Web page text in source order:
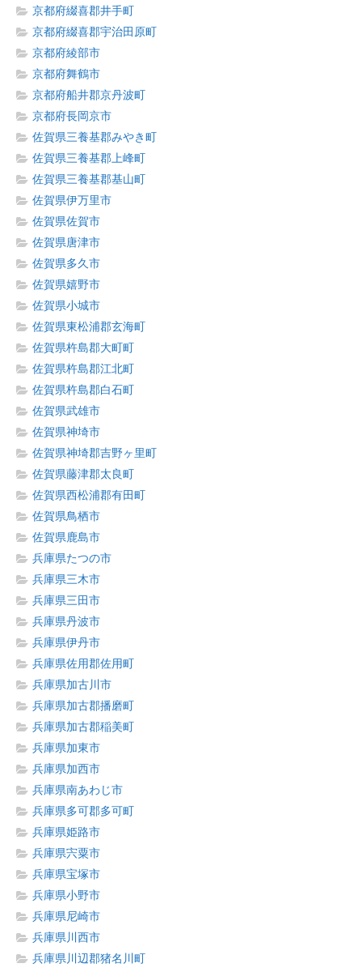
京都府綴喜郡井手町
京都府綴喜郡宇治田原町
京都府綾部市
京都府舞鶴市
京都府船井郡京丹波町
京都府長岡京市
佐賀県三養基郡みやき町
佐賀県三養基郡上峰町
佐賀県三養基郡基山町
佐賀県伊万里市
佐賀県佐賀市
佐賀県唐津市
佐賀県多久市
佐賀県嬉野市
佐賀県小城市
佐賀県東松浦郡玄海町
佐賀県杵島郡大町町
佐賀県杵島郡江北町
佐賀県杵島郡白石町
佐賀県武雄市
佐賀県神埼市
佐賀県神埼郡吉野ヶ里町
佐賀県藤津郡太良町
佐賀県西松浦郡有田町
佐賀県鳥栖市
佐賀県鹿島市
兵庫県たつの市
兵庫県三木市
兵庫県三田市
兵庫県丹波市
兵庫県伊丹市
兵庫県佐用郡佐用町
兵庫県加古川市
兵庫県加古郡播磨町
兵庫県加古郡稲美町
兵庫県加東市
兵庫県加西市
兵庫県南あわじ市
兵庫県多可郡多可町
兵庫県姫路市
兵庫県宍粟市
兵庫県宝塚市
兵庫県小野市
兵庫県尼崎市
兵庫県川西市
兵庫県川辺郡猪名川町